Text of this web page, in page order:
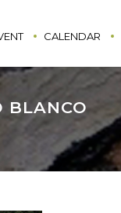
CALENDAR
BLANCO